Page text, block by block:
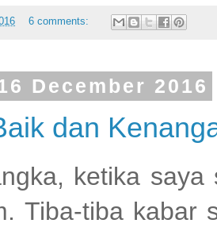
6 comments:
December 2016
dan
ketika
Tiba-tiba kabar